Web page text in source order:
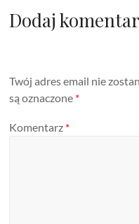
Dodaj
Twój adres email nie
są oznaczone *
Komentarz *